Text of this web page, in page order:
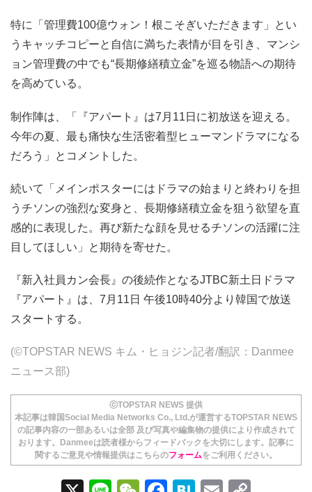
特に「管理費100億ウォン！根こそぎいただきます」とい
うキャッチコピーと自信に満ちた表情が目を引き、マンシ
ョン管理費の中でも“長期修繕積立金”を巡る物語への期待
を高めている。
制作陣は、「『アパート』は7月11日に初放送を迎える。
今年の夏、最も痛快な生活密着型ヒューマンドラマになる
だろう」とコメントした。
続いて「メインポスターにはドラマの始まりと終わりを担
うチソンの強烈な変身と、長期修繕積立金を狙う欲望を直
感的に表現した。再び新たな顔を見せるチソンの活躍に注
目してほしい」と期待を寄せた。
『新入社員カン会長』の後続作となるJTBC新土日ドラマ
『アパート』は、7月11日 午後10時40分より韓国で放送
スタートする。
(©TOPSTAR NEWS キム・ヒョジン記者/翻訳：Danmee
ニュース部)
ⓒTOPSTAR NEWS 提供
本記事は韓国Social Media Networks Co., Ltd.が運営するTOPSTAR NEWS
の記事内容の一部あるいは全部 及び写真や編集物の提供により作成されて
おります。Danmeeは読者様からフィードバックを大切にします。記事に
関するご意見や情報提供はこちらのフォームをご利用ください。